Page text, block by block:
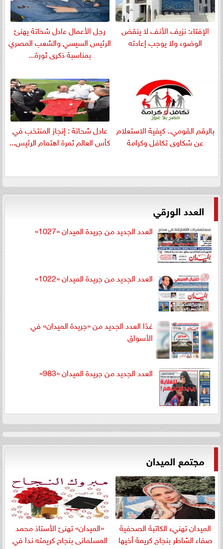
الإفتاء: نزيف الأنف لا ينقض
الوضوء ولا يوجب إعادته
رجل الأعمال عادل شحاتة يهنئ
الرئيس السيسي والشعب المصري
بمناسبة ذكرى ثورة...
بالرقم القومي.. كيفية الاستعلام
عن شكاوى تكافل وكرامة
عادل شحاتة : إنجاز المنتخب في
كأس العالم ثمرة اهتمام الرئيس...
العدد الورقي
العدد الجديد من جريدة الميدان «1027»
العدد الجديد من جريدة الميدان «1022»
غدًا العدد الجديد من «جريدة الميدان» في
الأسواق
العدد الجديد من جريدة الميدان «983»
مجتمع الميدان
الميدان تهنيء الكاتبة الصحفية
صفاء الشاطر بنجاج كريمة أخيها
«الميدان» تهنئ الأستاذ محمد
المسلمانى بنجاح كريمته ندا في